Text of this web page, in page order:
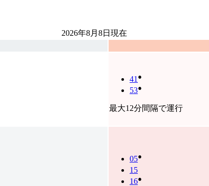
2026年8月8日 現在
41 ●
53●
最大12分間隔で運行
05●
15
16●